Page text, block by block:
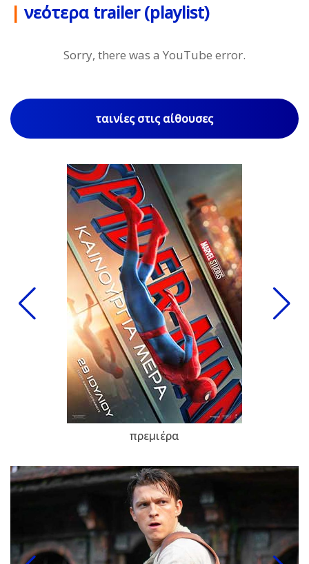
| νεότερα trailer (playlist)
Sorry, there was a YouTube error.
ταινίες στις αίθουσες
πρεμιέρα